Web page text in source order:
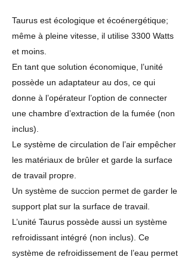
Taurus est écologique et écoénergétique;
même à pleine vitesse, il utilise 3300 Watts
et moins.
En tant que solution économique, l’unité
possède un adaptateur au dos, ce qui
donne à l’opérateur l’option de connecter
une chambre d’extraction de la fumée (non
inclus).
Le système de circulation de l’air empêcher
les matériaux de brûler et garde la surface
de travail propre.
Un système de succion permet de garder le
support plat sur la surface de travail.
L’unité Taurus possède aussi un système
refroidissant intégré (non inclus). Ce
système de refroidissement de l’eau permet